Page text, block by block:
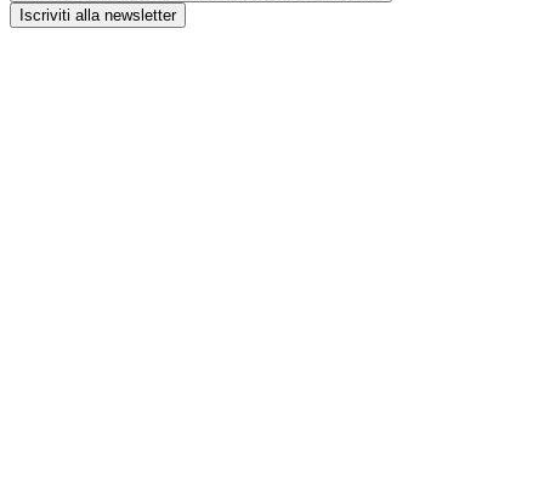
Iscriviti alla newsletter